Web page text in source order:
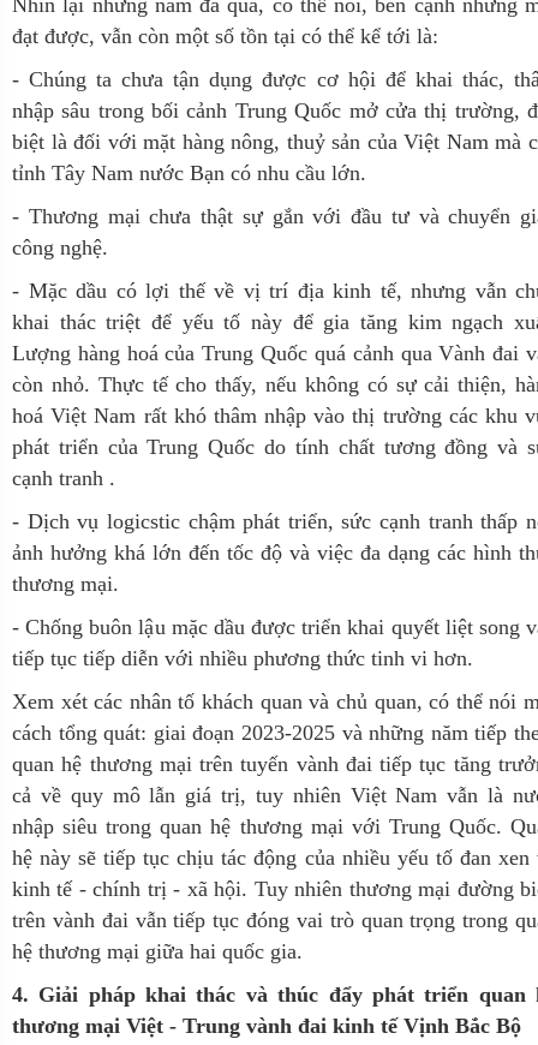
đạt được, vẫn còn một số tồn tại có thể kể tới là:
- Chúng ta ch­ưa tận dụng được cơ hội để khai thác,
nhập sâu trong bối cảnh Trung Quốc mở cửa thị tr­ường,
biệt là đối với mặt hàng nông, thuỷ sản của Việt Nam mà
tỉnh Tây Nam nước Bạn có nhu cầu lớn.
- Thương mại chưa thật sự gắn với đầu tư và chuyển
công nghệ.
- Mặc dầu có lợi thế về vị trí địa kinh tế, nhưng vẫn
khai thác triệt để yếu tố này để gia tăng kim ngạch
Lượng hàng hoá của Trung Quốc quá cảnh qua Vành đai
còn nhỏ. Thực tế cho thấy, nếu không có sự cải thiện,
hoá Việt Nam rất khó thâm nhập vào thị trường các khu
phát triển của Trung Quốc do tính chất tương đồng và
cạnh tranh .
- Dịch vụ logicstic chậm phát triển, sức cạnh tranh thấp
ảnh hưởng khá lớn đến tốc độ và việc đa dạng các hình
thương mại.
- Chống buôn lậu mặc dầu được triển khai quyết liệt song
tiếp tục tiếp diễn với nhiều phương thức tinh vi hơn.
Xem xét các nhân tố khách quan và chủ quan, có thể nói
cách tổng quát: giai đoạn 2023-2025 và những năm tiếp
quan hệ thương mạitrên tuyến vành đaitiếp tục tăng
cả về quy mô lẫn giá trị, tuy nhiên Việt Nam vẫn là
nhập siêu trong quan hệ thương mại với Trung Quốc.
hệ này sẽ tiếp tục chịu tác động của nhiều yếu tố đan xen
kinh tế - chính trị - xã hội. Tuy nhiên thương mại đường
trên vành đai vẫn tiếp tục đóng vai trò quan trọng trong
hệ thương mại giữa hai quốc gia.
4. Giải pháp khai thác và thúc đẩy phát triển quan
thương mại Việt - Trung vành đai kinh tế Vịnh Bắc Bộ